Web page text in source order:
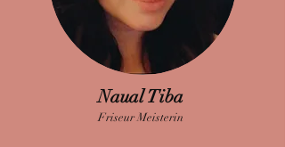
Naual Tiba
Friseur Meisterin